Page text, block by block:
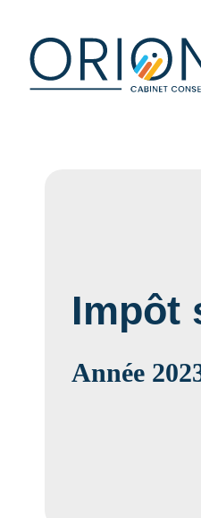
Impôt
Année